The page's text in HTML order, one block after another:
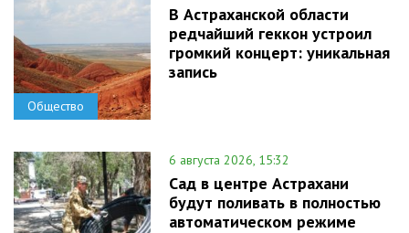
Общество
В Астраханской области
редчайший геккон устроил
громкий концерт: уникальная
запись
6 августа 2026, 15:32
Сад в центре Астрахани
будут поливать в полностью
автоматическом режиме